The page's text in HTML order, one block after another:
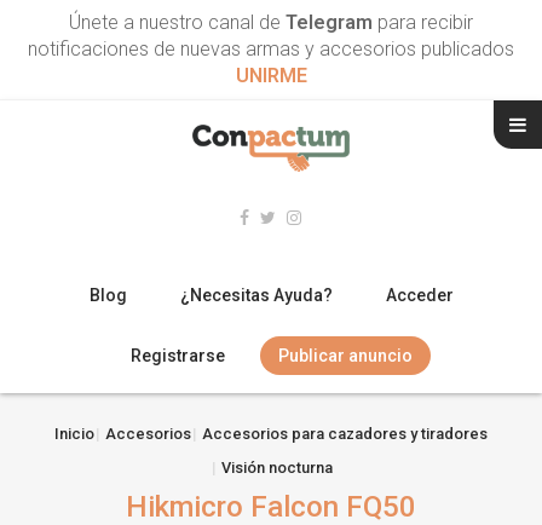
Únete a nuestro canal de Telegram para recibir
notificaciones de nuevas armas y accesorios publicados
UNIRME
Blog ¿Necesitas Ayuda? Acceder
Registrarse Publicar anuncio
Inicio Accesorios
Accesorios para cazadores y tiradores
Visión nocturna
Hikmicro Falcon FQ50